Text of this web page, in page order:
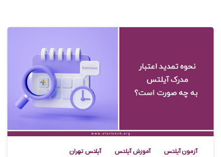
آزمون آیلتس آموزش آیلتس آیلتس تهران